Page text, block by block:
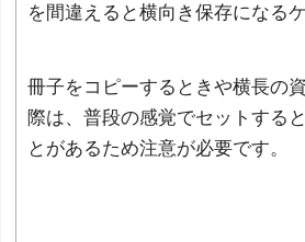
を間違えると横向き保存になる
冊子をコピーするときや横長の
際は、普段の感覚でセットする
とがあるため注意が必要です。